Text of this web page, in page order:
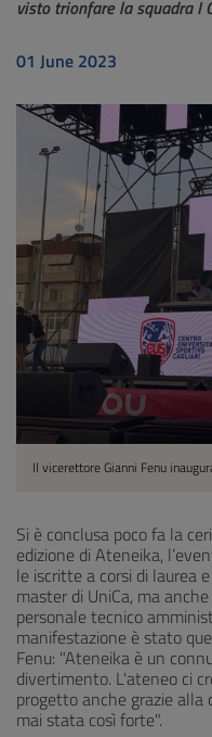
visto trionfare la squadra I
01 June 2023
Il vicerettore Gianni Fenu
Si è conclusa poco fa la
edizione di Ateneika,
le iscritte a corsi di laurea
master di UniCa, ma
personale tecnico
manifestazione è stato
Fenu: "Ateneika è un
divertimento. L'ateneo ci
progetto anche grazie alla
mai stata così forte".